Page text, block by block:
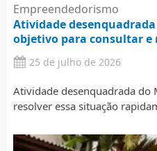
Empreendedorismo
Atividade
objetivo para consultar e
25 de julho de 2026
Atividade desenquadrada do
resolver essa situação